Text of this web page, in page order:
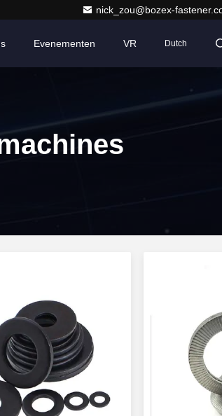
nick_zou@bozex-
Evenementen VR Dutch